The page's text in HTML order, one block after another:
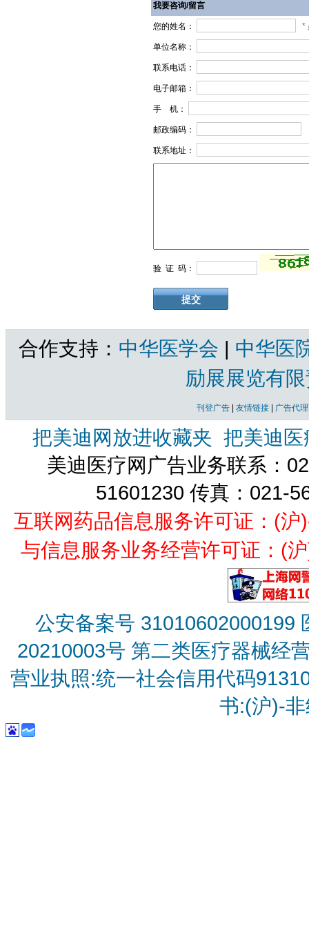
我要咨询/留言
您的姓名： *
单位名称：
联系电话：
电子邮箱：
手 机：
邮政编码：
联系地址：
验 证 码：
合作支持： 中华医学会 | 中华医
励展展览有
刊登广告 友情链接 广告代
把美迪网放进收藏夹 把美迪
美迪医疗网广告业务联系：
51601230 传真：021-
互联网药品信息服务许可证：(
与信息服务业务经营许可证：(
公安备案号 31010602000199
20210003号 第二类医疗器械经
营业执照:统一社会信用代码
书:(沪)-